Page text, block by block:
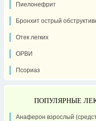
Пиелонефрит
Бронхит острый
Отек легких
ОРВИ
Псориаз
ПОПУЛЯРНЫЕ
Анаферон взрослый